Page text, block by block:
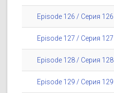
Episode 126 / Серия 126
Episode 127 / Серия 127
Episode 128 / Серия 128
Episode 129 / Серия 129